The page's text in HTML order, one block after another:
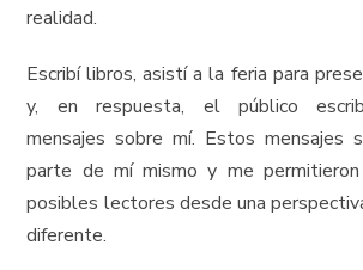
realidad.
Escribí libros, asistí a la feria para
y, en respuesta, el público
mensajes sobre mí. Estos mensajes
parte de mí mismo y me
posibles lectores desde una
diferente.